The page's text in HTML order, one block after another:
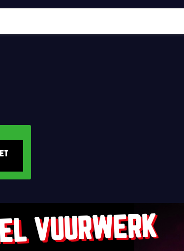
VUURWERK